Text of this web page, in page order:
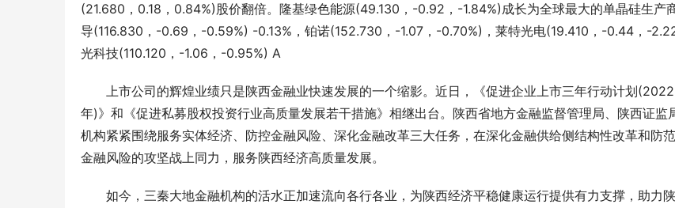
(21.680，0.18，0.84%)股价翻倍。隆基绿色能源(49.130，-0.92，-1.84%)成长为全球最大的单晶硅生产
导(116.830，-0.69，-0.59%) -0.13%，铂诺(152.730，-1.07，-0.70%)，莱特光电(19.410，-0.44，-
光科技(110.120，-1.06，-0.95%) A
上市公司的辉煌业绩只是陕西金融业快速发展的一个缩影。近日，《促进企业上市三年行动计划
年)》和《促进私募股权投资行业高质量发展若干措施》相继出台。陕西省地方金融监督管理局、陕西证监
机构紧紧围绕服务实体经济、防控金融风险、深化金融改革三大任务，在深化金融供给侧结构性改革和防
金融风险的攻坚战上同力，服务陕西经济高质量发展。
如今，三秦大地金融机构的活水正加速流向各行各业，为陕西经济平稳健康运行提供有力支撑，助力